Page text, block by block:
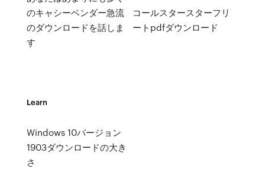
のキャシーベンダー急流
のダウンロードを話しま
す
コールスタースターフリ
ートpdfダウンロード
Learn
Windows 10バージョン
1903ダウンロードの大き
さ